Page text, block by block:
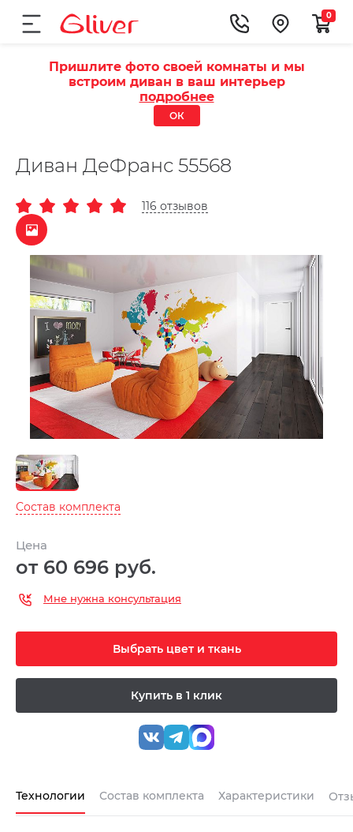
0
Пришлите фото своей комнаты и мы
встроим диван в ваш интерьер
подробнее
ОК
Диван ДеФранс 55568
116 отзывов
Состав комплекта
Цена
от 60 696 руб.
Мне нужна консультация
Выбрать цвет и ткань
Купить в 1 клик
Технологии Состав комплекта Характеристики